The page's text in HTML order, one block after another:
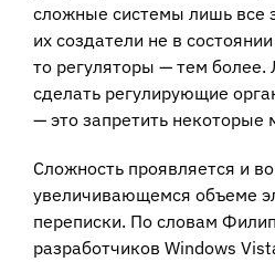
сложные системы лишь все
их создатели не в
то регуляторы — тем более.
сделать регулирующие
— это запретить некоторые
Сложность проявляется и
увеличивающемся объеме
переписки. По словам
разработчиков Windows